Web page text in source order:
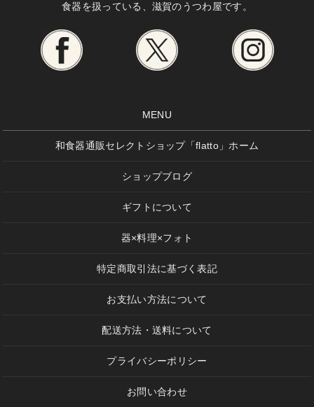
食器を扱っている、滋賀のうつわ屋です。
MENU
和食器通販セレクトショップ「flatto」ホーム
ショップブログ
ギフトについて
器×料理×フォト
特定商取引法に基づく表記
お支払い方法について
配送方法・送料について
プライバシーポリシー
お問い合わせ